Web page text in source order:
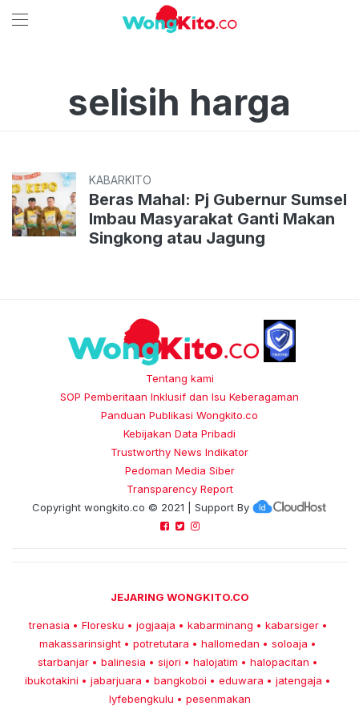
selisih harga
KABARKITO
Beras Mahal: Pj Gubernur Sumsel
Imbau Masyarakat Ganti Makan
Singkong atau Jagung
Tentang kami
SOP Pemberitaan Inklusif dan Isu Keberagaman
Panduan Publikasi Wongkito.co
Kebijakan Data Pribadi
Trustworthy News Indikator
Pedoman Media Siber
Transparency Report
Copyright wongkito.co © 2021 | Support By
JEJARING WONGKITO.CO
trenasia • Floresku • jogjaaja • kabarminang • kabarsiger •
makassarinsight • potretutara • hallomedan • soloaja •
starbanjar • balinesia • sijori • halojatim • halopacitan •
ibukotakini • jabarjuara • bangkoboi • eduwara • jatengaja •
lyfebengkulu • pesenmakan